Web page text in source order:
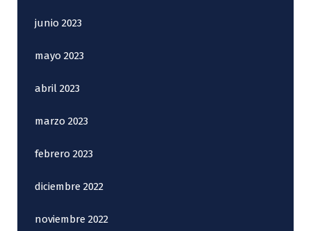
junio 2023
mayo 2023
abril 2023
marzo 2023
febrero 2023
diciembre 2022
noviembre 2022